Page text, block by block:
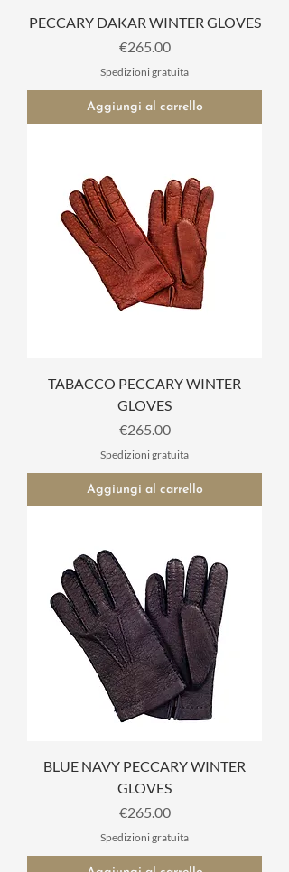
PECCARY DAKAR WINTER GLOVES
Prezzo
€265.00
Spedizioni gratuita
Aggiungi al carrello
TABACCO PECCARY WINTER
GLOVES
Prezzo
€265.00
Spedizioni gratuita
Aggiungi al carrello
BLUE NAVY PECCARY WINTER
GLOVES
Prezzo
€265.00
Spedizioni gratuita